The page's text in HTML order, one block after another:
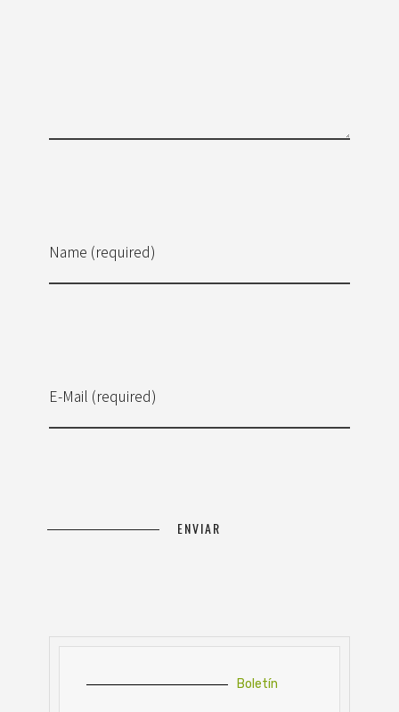
Name (required)
E-Mail (required)
Boletín